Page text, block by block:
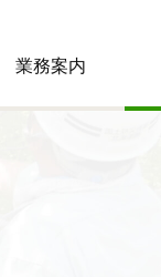
業務案内